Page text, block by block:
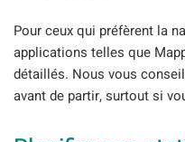
Pour ceux qui préfèrent la
applications telles que
détaillés. Nous vous
avant de partir, surtout si